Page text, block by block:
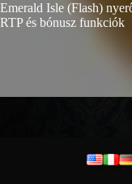
Emerald Isle (Flash)
RTP és bónusz funkciók